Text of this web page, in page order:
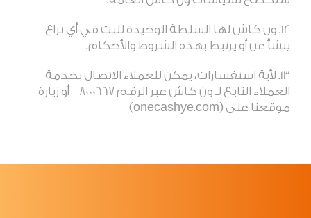
ون كاش لها السلطة الوحيدة للبت في أي نزاع
ينشأ عن أو يرتبط بهذه الشروط والأحكام.
لأية استفسارات، يمكن للعملاء الاتصال بخدمة
العملاء التابع لـ ون كاش عبر الرقم 8000667 أو زيارة
موقعنا على (onecashye.com)